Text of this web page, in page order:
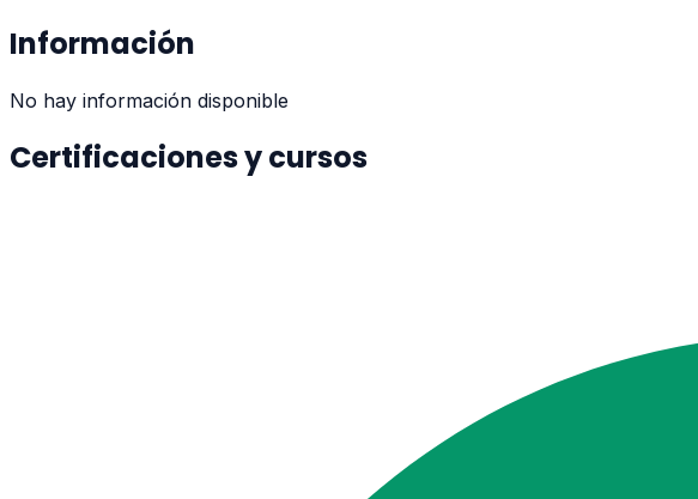
Información
No hay información disponible
Certificaciones y cursos